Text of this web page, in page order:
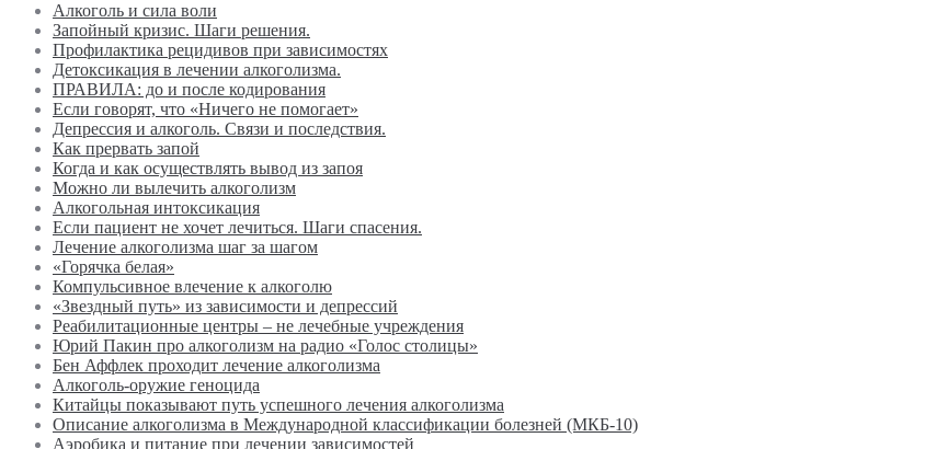
Алкоголь и сила воли
Запойный кризис. Шаги решения.
Профилактика рецидивов при зависимостях
Детоксикация в лечении алкоголизма.
ПРАВИЛА: до и после кодирования
Если говорят, что «Ничего не помогает»
Депрессия и алкоголь. Связи и последствия.
Как прервать запой
Когда и как осуществлять вывод из запоя
Можно ли вылечить алкоголизм
Алкогольная интоксикация
Если пациент не хочет лечиться. Шаги спасения.
Лечение алкоголизма шаг за шагом
«Горячка белая»
Компульсивное влечение к алкоголю
«Звездный путь» из зависимости и депрессий
Реабилитационные центры – не лечебные учреждения
Юрий Пакин про алкоголизм на радио «Голос столицы»
Бен Аффлек проходит лечение алкоголизма
Алкоголь-оружие геноцида
Китайцы показывают путь успешного лечения алкоголизма
Описание алкоголизма в Международной классификации болезней (МКБ-10)
Аэробика и питание при лечении зависимостей